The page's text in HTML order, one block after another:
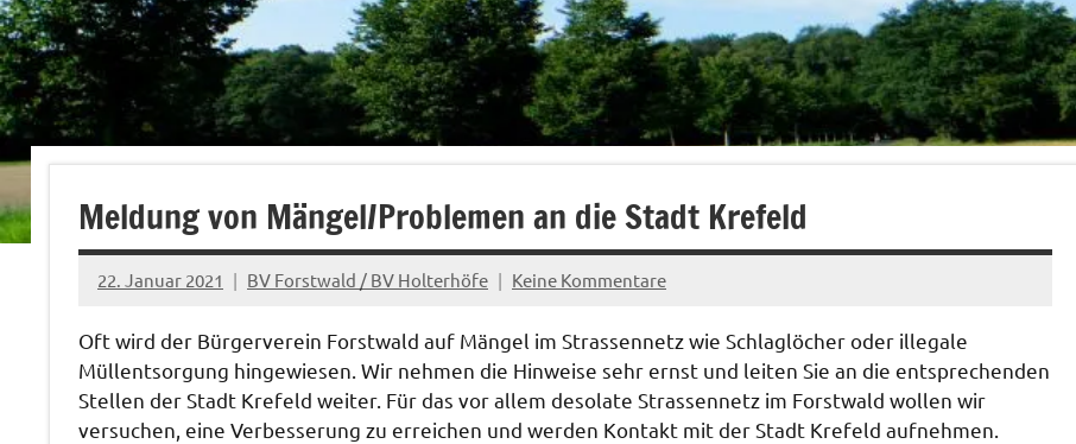
Meldung von Mängel/Problemen an die Stadt Krefeld
22. Januar 2021 BV Forstwald / BV Holterhöfe Keine Kommentare
Oft wird der Bürgerverein Forstwald auf Mängel im Strassennetz wie Schlaglöcher oder illegale
Müllentsorgung hingewiesen. Wir nehmen die Hinweise sehr ernst und leiten Sie an die entsprechenden
Stellen der Stadt Krefeld weiter. Für das vor allem desolate Strassennetz im Forstwald wollen wir
versuchen, eine Verbesserung zu erreichen und werden Kontakt mit der Stadt Krefeld aufnehmen.